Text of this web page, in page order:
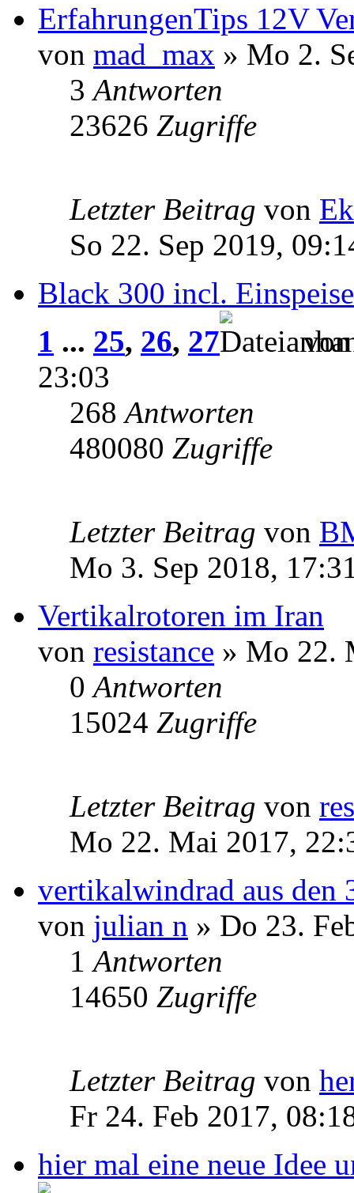
ErfahrungenTips 12V
von mad_max » Mo 2.
3Antworten
23626 Zugriffe
Letzter Beitrag von
So 22. Sep 2019,
Black 300 incl.
1 ... 25, 26, 27
23:03
268Antworten
480080 Zugriffe
Letzter Beitrag von
Mo 3. Sep 2018,
Vertikalrotoren im Iran
von resistance » Mo 22.
0Antworten
15024 Zugriffe
Letzter Beitrag von
Mo 22. Mai 2017,
vertikalwindrad aus den
von julian n » Do 23.
1Antworten
14650 Zugriffe
Letzter Beitrag von
Fr 24. Feb 2017,
hier mal eine neue Idee